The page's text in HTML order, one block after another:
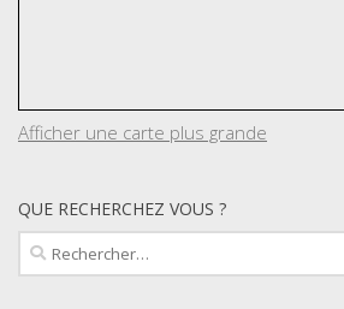
Afficher une carte plus grande
QUE RECHERCHEZ VOUS ?
Rechercher :